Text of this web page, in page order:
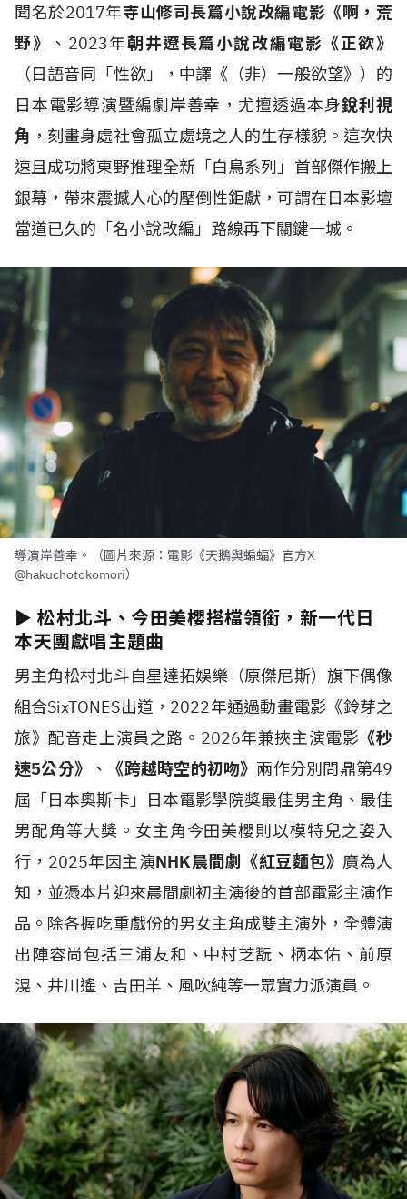
聞名於2017年寺山修司長篇小說改編電影《啊，荒
野》
、2023年朝井遼長篇小說改編電影《正欲》
（日語音同「性欲」，中譯《（非）一般欲望》）的
日本電影導演暨編劇岸善幸，尤擅透過本身銳利視
角 ，刻畫身處社會孤立處境之人的生存樣貌。這次快
速且成功將東野推理全新「白鳥系列」首部傑作搬上
銀幕，帶來震撼人心的壓倒性鉅獻，可謂在日本影壇
當道已久的「名小說改編」路線再下關鍵一城。
導演岸善幸。（圖片來源：電影《天鵝與蝙蝠》官方X
@hakuchotokomori）
► 松村北斗、今田美櫻搭檔領銜，新一代日
本天團獻唱主題曲
男主角松村北斗自星達拓娛樂（原傑尼斯）旗下偶像
組合SixTONES出道，2022年通過動畫電影《鈴芽之
旅》配音走上演員之路。2026年兼挾主演電影 《秒
速5公分》
、 《跨越時空的初吻》 兩作分別問鼎第49
屆「日本奧斯卡」日本電影學院獎最佳男主角、最佳
男配角等大獎。女主角今田美櫻則以模特兒之姿入
行，2025年因主演NHK晨間劇《紅豆麵包》 廣為人
知，並憑本片迎來晨間劇初主演後的首部電影主演作
品。除各握吃重戲份的男女主角成雙主演外，全體演
出陣容尚包括三浦友和、中村芝翫、柄本佑、前原
滉、井川遙、吉田羊、風吹純等一眾實力派演員。